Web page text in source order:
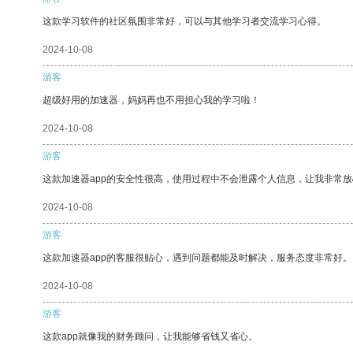
这款学习软件的社区氛围非常好，可以与其他学习者交流学习心得。
2024-10-08
游客
超级好用的加速器，妈妈再也不用担心我的学习啦！
2024-10-08
游客
这款加速器app的安全性很高，使用过程中不会泄露个人信息，让我非常
2024-10-08
游客
这款加速器app的客服很贴心，遇到问题都能及时解决，服务态度非常好。
2024-10-08
游客
这款app就像我的财务顾问，让我能够省钱又省心。